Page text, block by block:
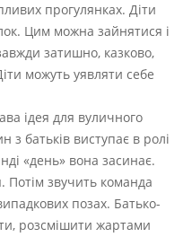
прогулянках. Діти
Цим можна зайнятися і
затишно, казково,
можуть уявляти себе
ідея для вуличного
батьків виступає в ролі
«день» вона засинає.
Потім звучить команда
позах. Батько-
розсмішити жартами